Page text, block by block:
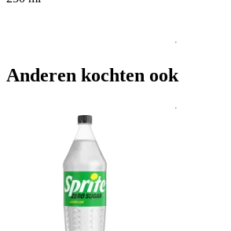
Anderen kochten ook